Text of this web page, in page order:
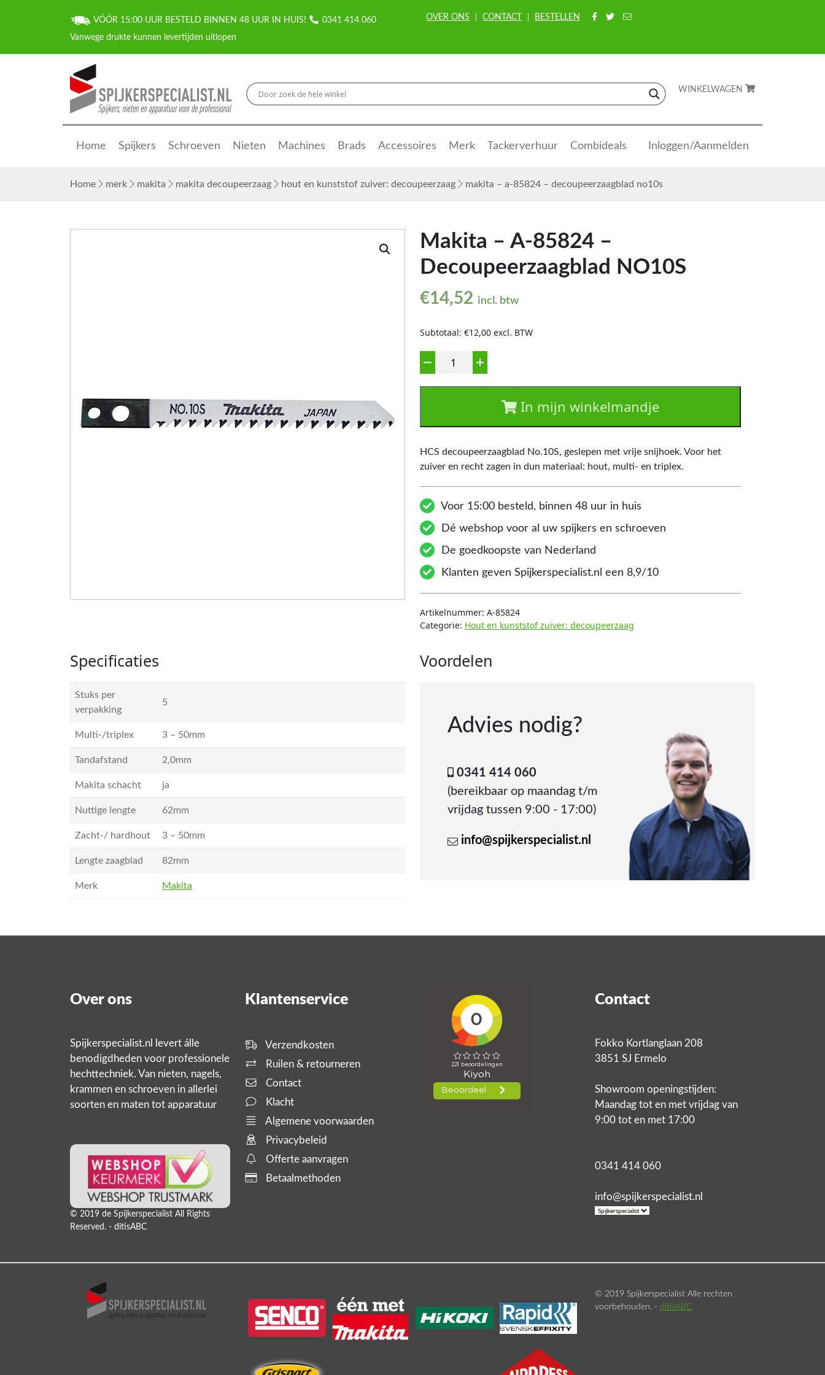
VÓÓR 15:00 UUR BESTELD BINNEN 48 UUR IN HUIS! 0341 414 060 OVER ONS CONTACT BESTELLEN
WINKELWAGEN
Home Spijkers Schroeven Nieten Machines Brads Accessoires Merk Tackerverhuur Combideals Inloggen/Aanmelden
Home merk makita makita decoupeerzaag hout en kunststof zuiver: decoupeerzaag makita – a-85824 – decoupeerzaagblad no10s
Makita – A-85824 –
Decoupeerzaagblad NO10S
€14,52 incl. btw
Subtotaal: €12,00 excl. BTW
Aantal
In mijn winkelmandje
HCS decoupeerzaagblad No.10S, geslepen met vrije snijhoek. Voor het
zuiver en recht zagen in dun materiaal: hout, multi- en triplex.
Voor 15:00 besteld, binnen 48 uur in huis
Dé webshop voor al uw spijkers en schroeven
De goedkoopste van Nederland
Klanten geven Spijkerspecialist.nl een 8,9/10
Artikelnummer: A-85824
Categorie: Hout en kunststof zuiver: decoupeerzaag
Specificaties
Stuks per
verpakking
5
Multi-/triplex 3 – 50mm
Tandafstand 2,0mm
Makita schacht ja
Nuttige lengte 62mm
Zacht-/ hardhout 3 – 50mm
Lengte zaagblad 82mm
Merk Makita
Voordelen
Advies nodig?
0341 414 060
(bereikbaar op maandag t/m
vrijdag tussen 9:00 - 17:00)
info@spijkerspecialist.nl
Over ons
Spijkerspecialist.nl levert álle
benodigdheden voor professionele
hechttechniek. Van nieten, nagels,
krammen en schroeven in allerlei
soorten en maten tot apparatuur
producten,
© 2019 de Spijkerspecialist All Rights
Reserved. - ditisABC
Klantenservice
Verzendkosten
Ruilen & retourneren
Contact
Klacht
Algemene voorwaarden
Privacybeleid
Offerte aanvragen
Betaalmethoden
Contact
Fokko Kortlanglaan 208
3851 SJ Ermelo
Showroom openingstijden:
Maandag tot en met vrijdag van
9:00 tot en met 17:00
0341 414 060
info@spijkerspecialist.nl
© 2019 Spijkerspecialist Alle rechten
voorbehouden. - ditisABC